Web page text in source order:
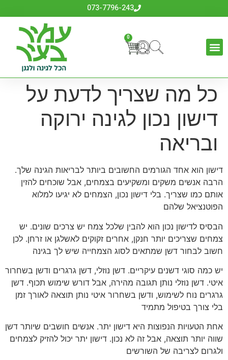
073-7796-243
0
כל מה שצריך לדעת על
דישון נכון לגינה ירוקה
ובריאה
דישון הוא אחד הגורמים החשובים ביותר לבריאות הגינה שלך.
הרבה אנשים משקים ומשקיעים בצמחים, אבל שוכחים להזין
אותם כמו שצריך. בלי דישון נכון, הצמחים לא יגיעו למלוא
הפוטנציאל שלהם
הבסיס לדישון נכון הוא להבין שלכל צמח יש צרכים שונים. יש
צמחים שצריכים יותר חנקן, אחרים זקוקים לאשלגן או זרחן. לכן
חשוב לבחור דשן שמתאים לסוג הצמחייה שיש לך בגינה
יש כמה סוגי דשנים עיקריים. דשן נוזלי, דשן גרגרים ודשן בשחרור
איטי. דשן נוזלי נותן תגובה מהירה, אבל דורש שימוש תכוף. דשן
גרגרים נוח לשימוש, ודשן בשחרור איטי נותן תוצאה לאורך זמן
בלי צורך בטיפול מתמיד
אחת הטעויות הנפוצות היא דישון יתר. אנשים חושבים שיותר דשן
שווה יותר תוצאה, אבל זה לא נכון. דישון יתר יכול להזיק לצמחים
ולגרום לצריבה של השורשים